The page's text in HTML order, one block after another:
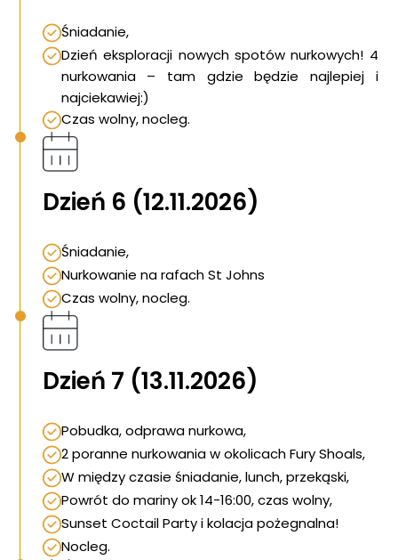
Śniadanie,
Dzień eksploracji nowych spotów nurkowych! 4
nurkowania – tam gdzie będzie najlepiej i
najciekawiej:)
Czas wolny, nocleg.
Dzień 6 (12.11.2026)
Śniadanie,
Nurkowanie na rafach St Johns
Czas wolny, nocleg.
Dzień 7 (13.11.2026)
Pobudka, odprawa nurkowa,
2 poranne nurkowania w okolicach Fury Shoals,
W między czasie śniadanie, lunch, przekąski,
Powrót do mariny ok 14-16:00, czas wolny,
Sunset Coctail Party i kolacja pożegnalna!
Nocleg.